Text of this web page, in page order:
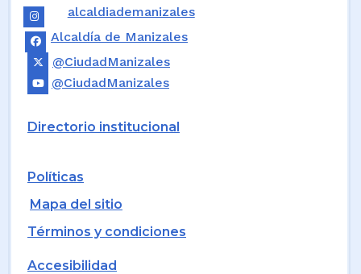
alcaldiademanizales
Alcaldía de Manizales
@CiudadManizales
@CiudadManizales
Directorio institucional
Políticas
Mapa del sitio
Términos y condiciones
Accesibilidad